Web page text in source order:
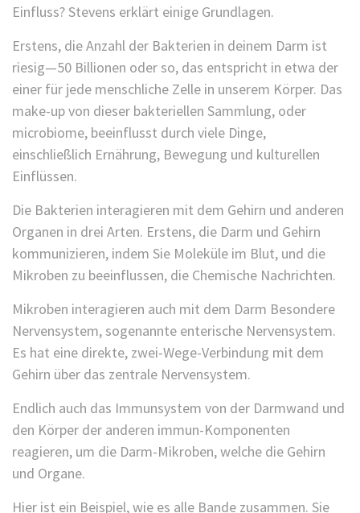
Einfluss? Stevens erklärt einige Grundlagen.
Erstens, die Anzahl der Bakterien in deinem Darm ist
riesig—50 Billionen oder so, das entspricht in etwa der
einer für jede menschliche Zelle in unserem Körper. Das
make-up von dieser bakteriellen Sammlung, oder
microbiome, beeinflusst durch viele Dinge,
einschließlich Ernährung, Bewegung und kulturellen
Einflüssen.
Die Bakterien interagieren mit dem Gehirn und anderen
Organen in drei Arten. Erstens, die Darm und Gehirn
kommunizieren, indem Sie Moleküle im Blut, und die
Mikroben zu beeinflussen, die Chemische Nachrichten.
Mikroben interagieren auch mit dem Darm Besondere
Nervensystem, sogenannte enterische Nervensystem.
Es hat eine direkte, zwei-Wege-Verbindung mit dem
Gehirn über das zentrale Nervensystem.
Endlich auch das Immunsystem von der Darmwand und
den Körper der anderen immun-Komponenten
reagieren, um die Darm-Mikroben, welche die Gehirn
und Organe.
Hier ist ein Beispiel, wie es alle Bande zusammen. Sie